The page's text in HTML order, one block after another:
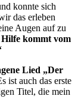
konnte sich
das erleben
Augen auf zu
kommt vom
Lied „Der
ist auch das erste
Titel, die mein